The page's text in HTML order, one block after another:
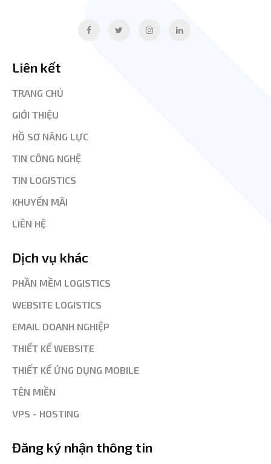
Liên kết
TRANG CHỦ
GIỚI THIỆU
HỒ SƠ NĂNG LỰC
TIN CÔNG NGHỆ
TIN LOGISTICS
KHUYẾN MÃI
LIÊN HỆ
Dịch vụ khác
PHẦN MỀM LOGISTICS
WEBSITE LOGISTICS
EMAIL DOANH NGHIỆP
THIẾT KẾ WEBSITE
THIẾT KẾ ỨNG DỤNG MOBILE
TÊN MIỀN
VPS - HOSTING
Đăng ký nhận thông tin